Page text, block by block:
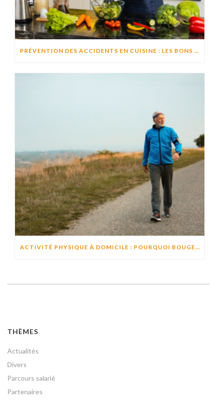
PRÉVENTION DES ACCIDENTS EN CUISINE : LES BONS RÉFLEXES POUR CUISINER EN TOUTE SÉCURITÉ
ACTIVITÉ PHYSIQUE À DOMICILE : POURQUOI BOUGER CHAQUE JOUR AIDE À PRÉSERVER L’AUTONOMIE ?
THÈMES
Actualités
Divers
Parcours salarié
Partenaires